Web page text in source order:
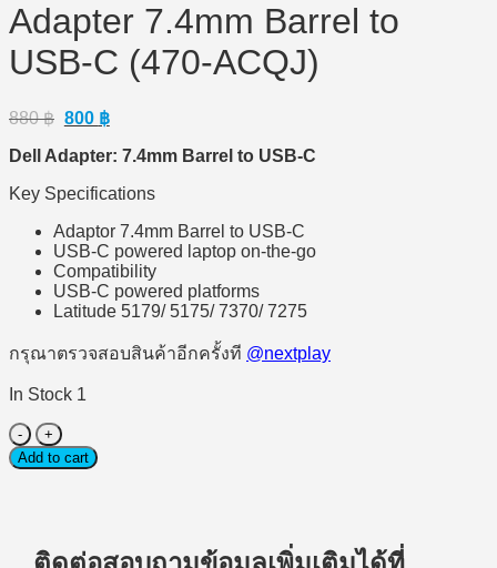
Adapter 7.4mm Barrel to
USB-C (470-ACQJ)
880฿ Original
was:
800 ฿Current
is:
Dell Adapter: 7.4mm Barrel to USB-C
Key Specifications
Adaptor 7.4mm Barrel to USB-C
USB-C powered laptop on-the-go
Compatibility
USB-C powered platforms
Latitude 5179/ 5175/ 7370/ 7275
กรุณาตรวจสอบสินค้าอีกครั้งที @nextplay
In Stock 1
Adapter
(ตัว
Adapter
Add to cart